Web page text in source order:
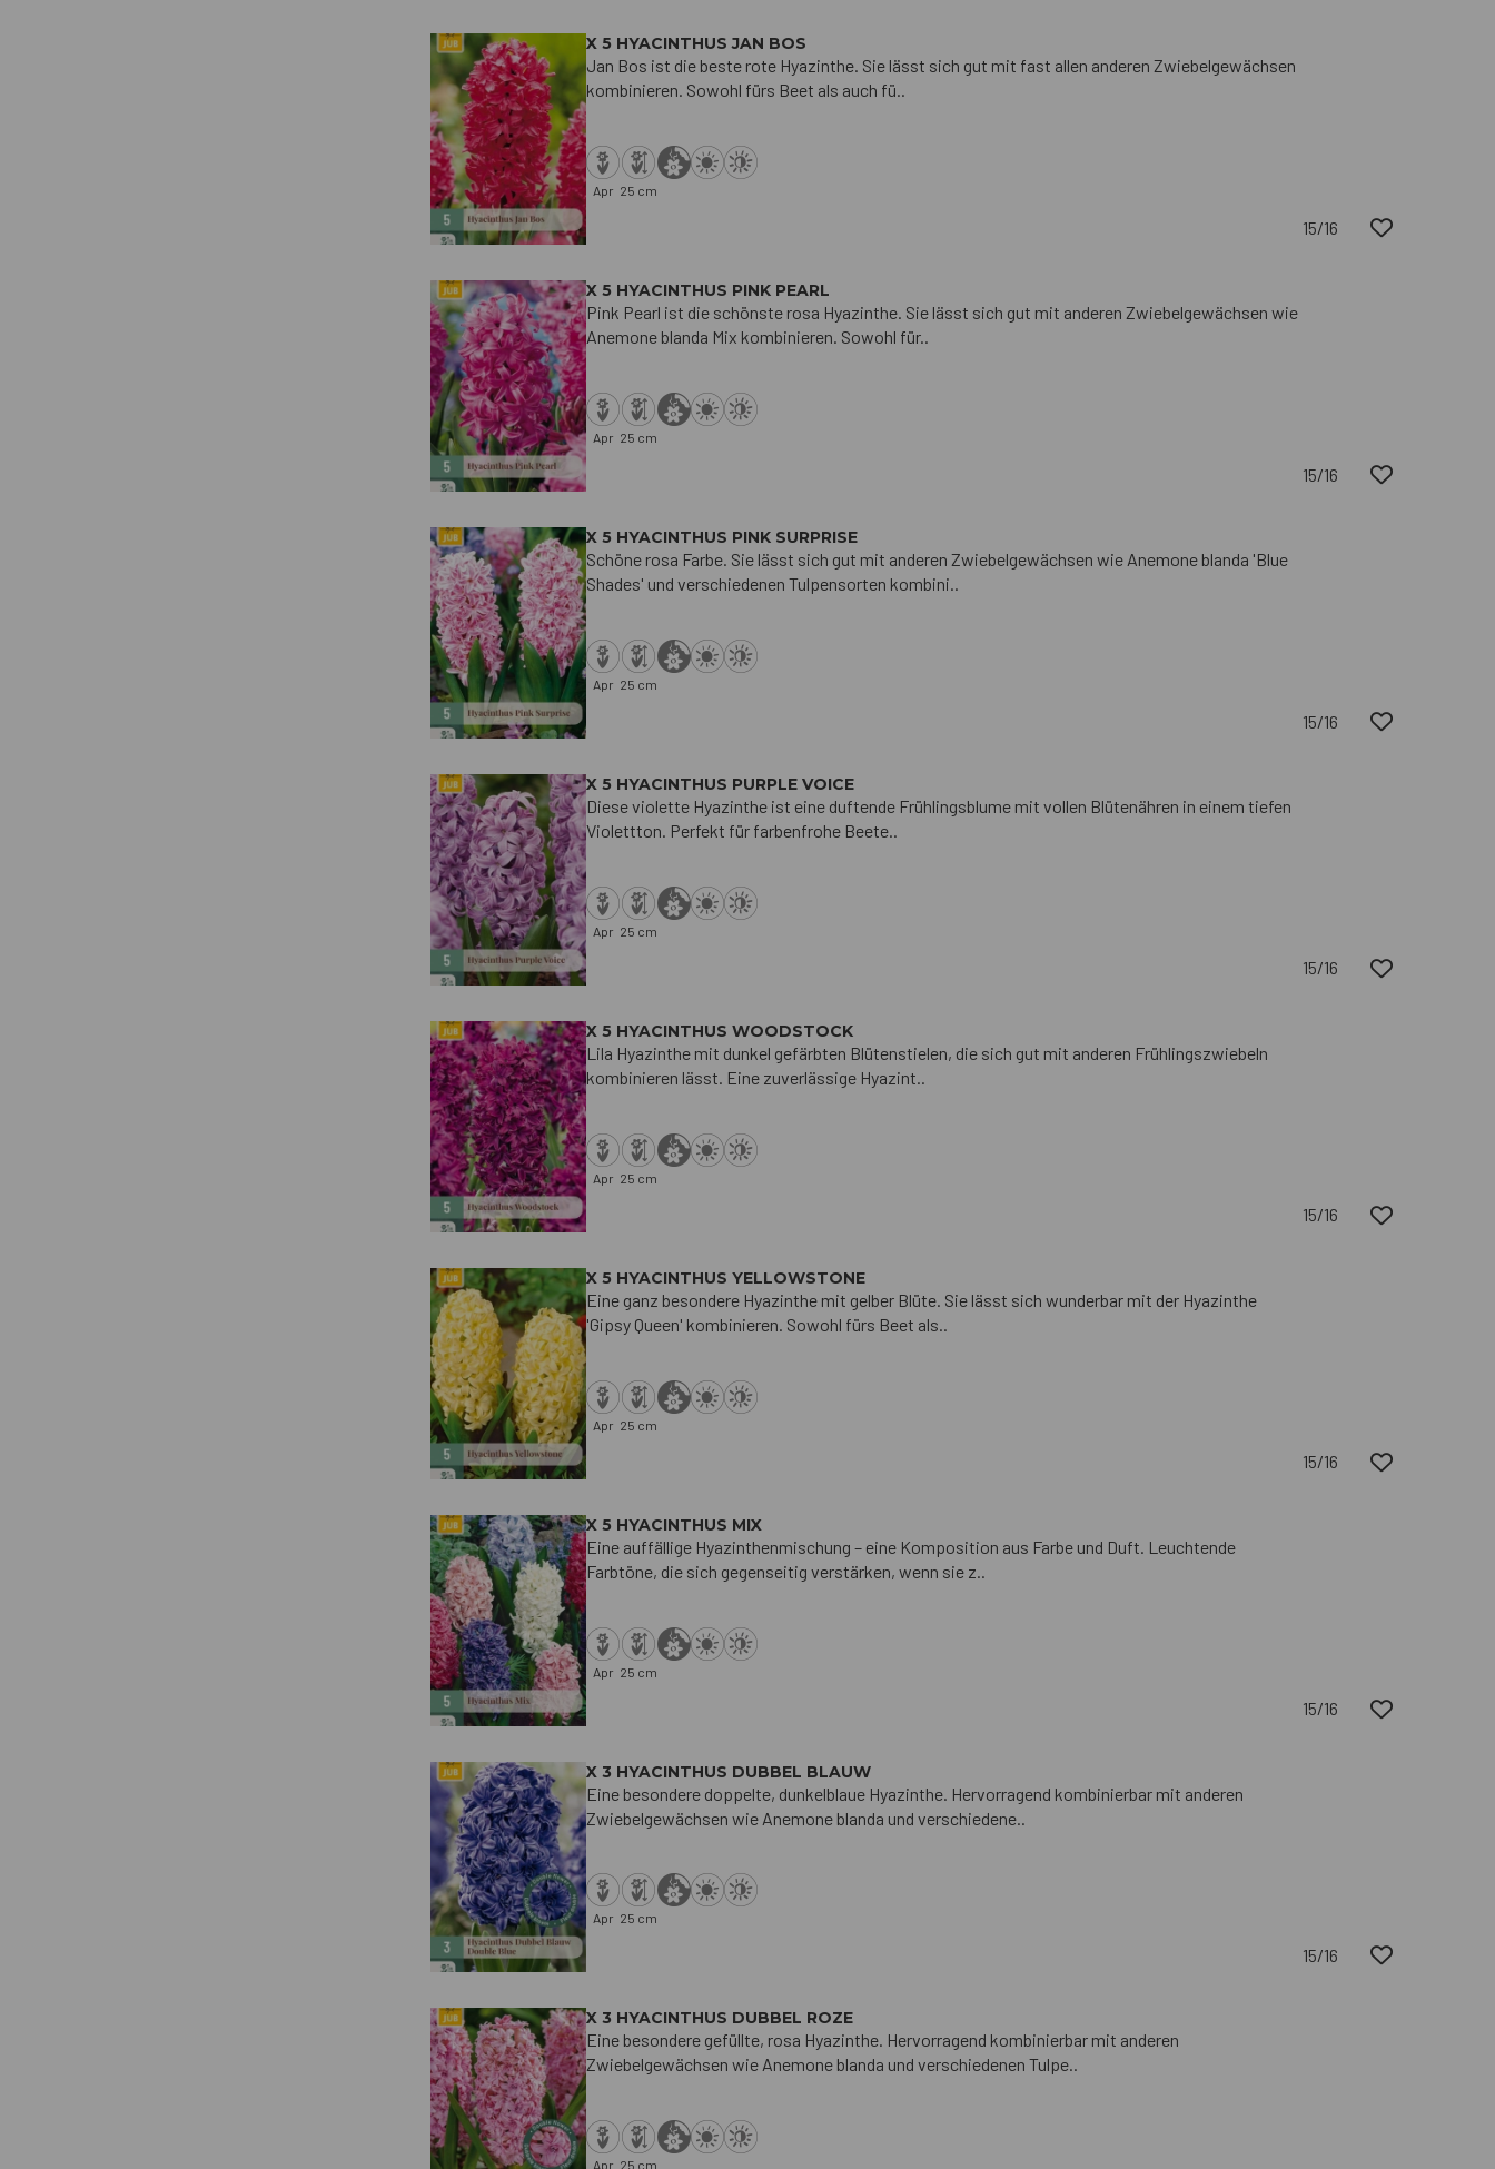
X 5 HYACINTHUS JAN BOS
Jan Bos ist die beste rote Hyazinthe. Sie lässt sich gut mit fast allen anderen Zwiebelgewächsen
kombinieren. Sowohl fürs Beet als auch fü..
Apr 25 cm
15/16
X 5 HYACINTHUS PINK PEARL
Pink Pearl ist die schönste rosa Hyazinthe. Sie lässt sich gut mit anderen Zwiebelgewächsen wie
Anemone blanda Mix kombinieren. Sowohl für..
Apr 25 cm
15/16
X 5 HYACINTHUS PINK SURPRISE
Schöne rosa Farbe. Sie lässt sich gut mit anderen Zwiebelgewächsen wie Anemone blanda 'Blue
Shades' und verschiedenen Tulpensorten kombini..
Apr 25 cm
15/16
X 5 HYACINTHUS PURPLE VOICE
Diese violette Hyazinthe ist eine duftende Frühlingsblume mit vollen Blütenähren in einem tiefen
Violettton. Perfekt für farbenfrohe Beete..
Apr 25 cm
15/16
X 5 HYACINTHUS WOODSTOCK
Lila Hyazinthe mit dunkel gefärbten Blütenstielen, die sich gut mit anderen Frühlingszwiebeln
kombinieren lässt. Eine zuverlässige Hyazint..
Apr 25 cm
15/16
X 5 HYACINTHUS YELLOWSTONE
Eine ganz besondere Hyazinthe mit gelber Blüte. Sie lässt sich wunderbar mit der Hyazinthe
'Gipsy Queen' kombinieren. Sowohl fürs Beet als..
Apr 25 cm
15/16
X 5 HYACINTHUS MIX
Eine auffällige Hyazinthenmischung – eine Komposition aus Farbe und Duft. Leuchtende
Farbtöne, die sich gegenseitig verstärken, wenn sie z..
Apr 25 cm
15/16
X 3 HYACINTHUS DUBBEL BLAUW
Eine besondere doppelte, dunkelblaue Hyazinthe. Hervorragend kombinierbar mit anderen
Zwiebelgewächsen wie Anemone blanda und verschiedene..
Apr 25 cm
15/16
X 3 HYACINTHUS DUBBEL ROZE
Eine besondere gefüllte, rosa Hyazinthe. Hervorragend kombinierbar mit anderen
Zwiebelgewächsen wie Anemone blanda und verschiedenen Tulpe..
Apr 25 cm